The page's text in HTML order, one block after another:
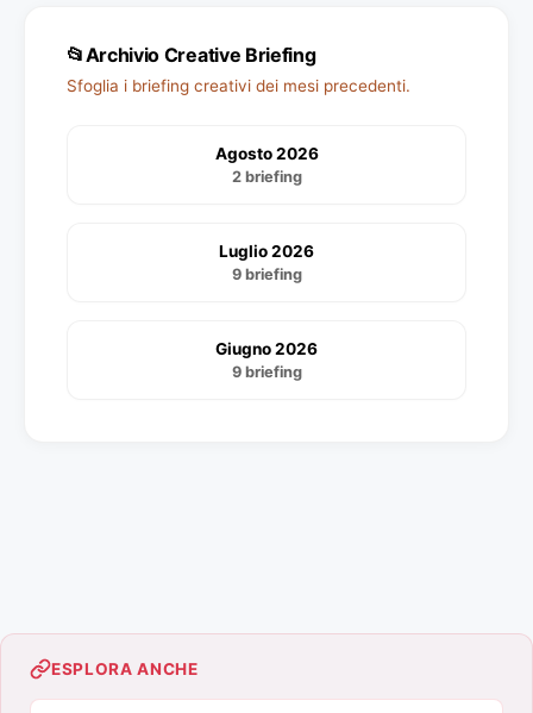
📂Archivio Creative Briefing
Sfoglia i briefing creativi dei mesi precedenti.
Agosto 2026
2 briefing
Luglio 2026
9 briefing
Giugno 2026
9 briefing
ESPLORA ANCHE